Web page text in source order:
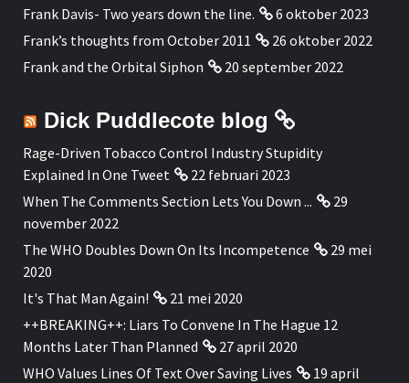
Frank Davis- Two years down the line.
6 oktober 2023
Frank’s thoughts from October 2011
26 oktober 2022
Frank and the Orbital Siphon
20 september 2022
Dick Puddlecote blog
Rage-Driven Tobacco Control Industry Stupidity
Explained In One Tweet
22 februari 2023
When The Comments Section Lets You Down ...
29
november 2022
The WHO Doubles Down On Its Incompetence
29 mei
2020
It's That Man Again!
21 mei 2020
++BREAKING++: Liars To Convene In The Hague 12
Months Later Than Planned
27 april 2020
WHO Values Lines Of Text Over Saving Lives
19 april